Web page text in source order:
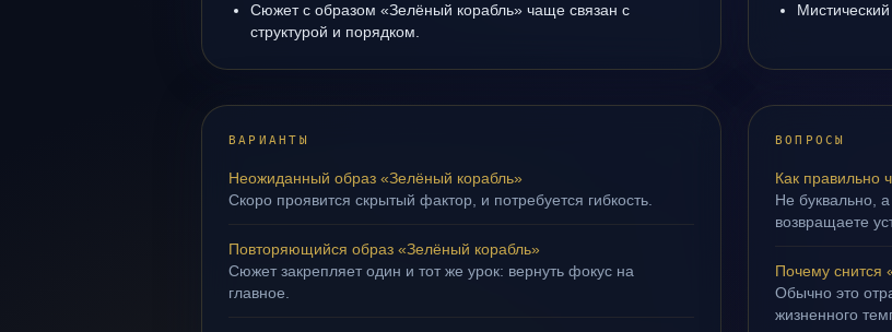
Сюжет с образом «Зелёный корабль» чаще связан с
структурой и порядком.
ВАРИАНТЫ
Неожиданный образ «Зелёный корабль»
Скоро проявится скрытый фактор, и потребуется гибкость.
Повторяющийся образ «Зелёный корабль»
Сюжет закрепляет один и тот же урок: вернуть фокус на
главное.
ВОПРОСЫ
Как правильно
Не буквально,
возвращаете
Почему снится
Обычно это
жизненного